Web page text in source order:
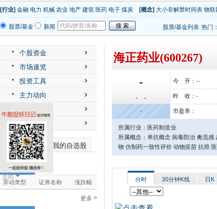
关闭
[行业] 金融 电力 机械 农业 地产 建筑 医药 电子 煤炭 [概念] 大小非解禁时间表 物联
股票/基金 新闻 股票/基金列表 热门
个股资金
市场速览
投资工具
主力动向
送配解禁
最近浏览个股 我的自选股
市场雷达
异动类型 证券名称 涨跌幅
更多
海正药业(600267)
-
- -
-
今 开： --
昨 收： -
市盈率：
所属行业：医药制造业
所属概念：单抗概念 病毒防治 禽流
物 仿制药一致性评价 动物疫苗 抗癌
分时 30分钟K线 日K